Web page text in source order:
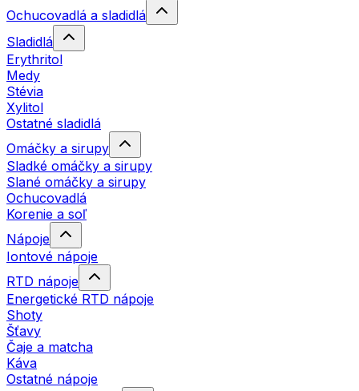
Ochucovadlá a sladidlá
Sladidlá
Erythritol
Medy
Stévia
Xylitol
Ostatné sladidlá
Omáčky a sirupy
Sladké omáčky a sirupy
Slané omáčky a sirupy
Ochucovadlá
Korenie a soľ
Nápoje
Iontové nápoje
RTD nápoje
Energetické RTD nápoje
Shoty
Šťavy
Čaje a matcha
Káva
Ostatné nápoje